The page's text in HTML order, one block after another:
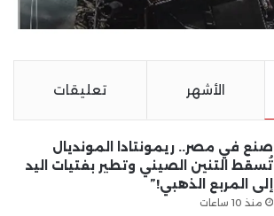
الأشهر تعليقات
صنع في مصر.. ريمونتادا المونديال
تُسقط التنين الصيني وتطير بفتيات اليد
إلى المربع الذهبي!”
منذ 10 ساعات